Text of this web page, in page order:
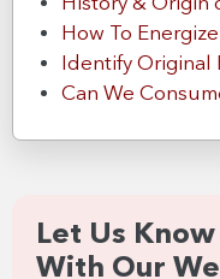
How To
Identify Original
Can We
Let Us
With Our